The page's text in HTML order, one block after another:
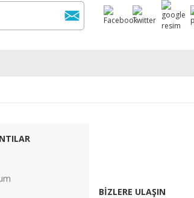
BİZLERE ULAŞIN